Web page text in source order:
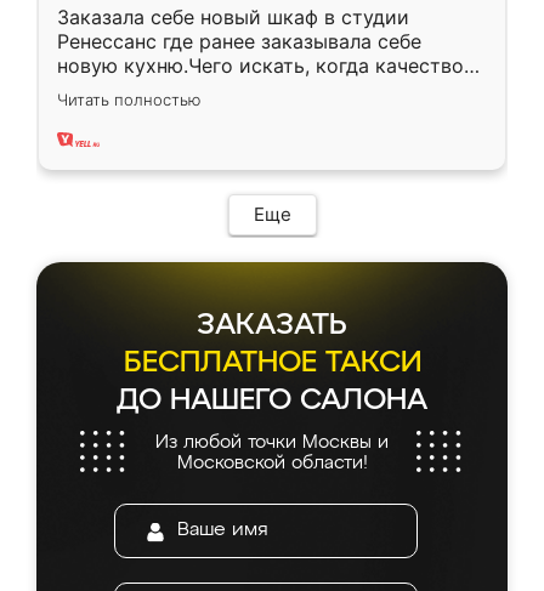
Заказала себе новый шкаф в студии
Ренессанс где ранее заказывала себе
новую кухню.Чего искать, когда качеством
вполне довольна. Служит кухня уже почти
два года, нареканий нет.
Читать полностью
Еще
ЗАКАЗАТЬ
БЕСПЛАТНОЕ ТАКСИ
ДО НАШЕГО САЛОНА
Из любой точки Москвы и
Московской области!